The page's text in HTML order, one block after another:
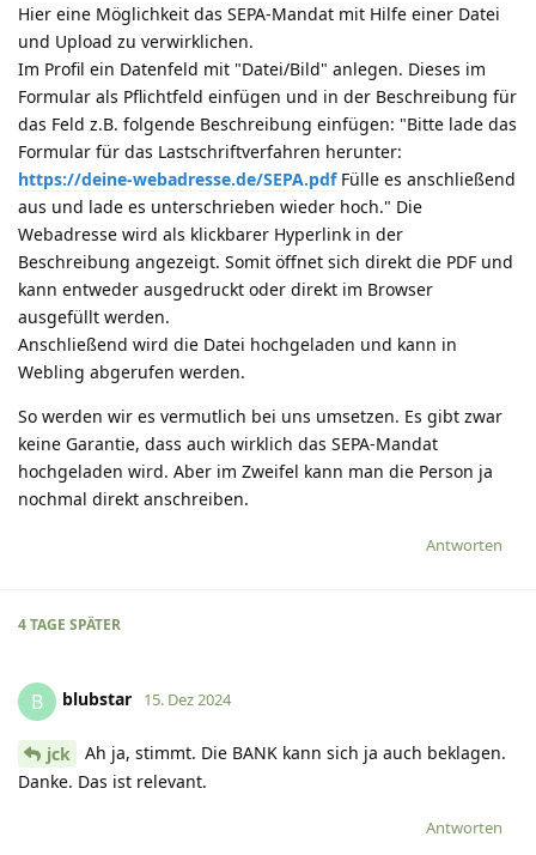
Hier eine Möglichkeit das SEPA-Mandat mit Hilfe einer Datei
und Upload zu verwirklichen.
Im Profil ein Datenfeld mit "Datei/Bild" anlegen. Dieses im
Formular als Pflichtfeld einfügen und in der Beschreibung für
das Feld z.B. folgende Beschreibung einfügen: "Bitte lade das
Formular für das Lastschriftverfahren herunter:
https://deine-webadresse.de/SEPA.pdfFülle es anschließend
aus und lade es unterschrieben wieder hoch." Die
Webadresse wird als klickbarer Hyperlink in der
Beschreibung angezeigt. Somit öffnet sich direkt die PDF und
kann entweder ausgedruckt oder direkt im Browser
ausgefüllt werden.
Anschließend wird die Datei hochgeladen und kann in
Webling abgerufen werden.
So werden wir es vermutlich bei uns umsetzen. Es gibt zwar
keine Garantie, dass auch wirklich das SEPA-Mandat
hochgeladen wird. Aber im Zweifel kann man die Person ja
nochmal direkt anschreiben.
Antworten
4 TAGE SPÄTER
B blubstar 15. Dez 2024
jck
Ah ja, stimmt. Die BANK kann sich ja auch beklagen.
Danke. Das ist relevant.
Antworten